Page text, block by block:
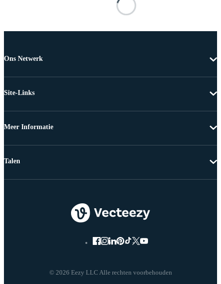
Ons Netwerk
Site-Links
Meer Informatie
© 2026 Eezy LLC Alle rechten voorbehouden
Talen